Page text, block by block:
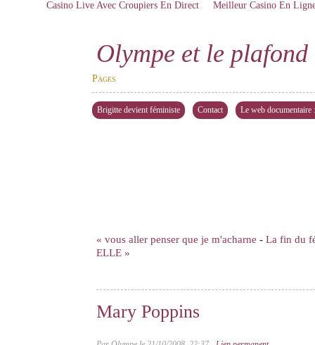
Casino Live Avec Croupiers En Direct Meilleur Casino En
Olympe et le plafond
« vous aller penser que je m'acharne - La fin du
ELLE »
Mary Poppins
Pages
Brigitte devient féministe Contact Le web documentaire